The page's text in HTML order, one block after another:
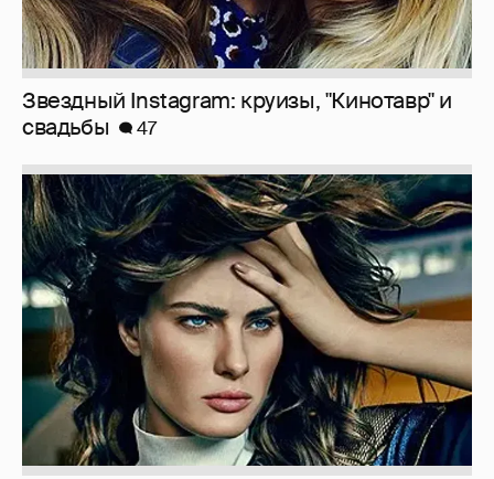
Звездный Instagram: круизы, "Кинотавр" и
свадьбы
47